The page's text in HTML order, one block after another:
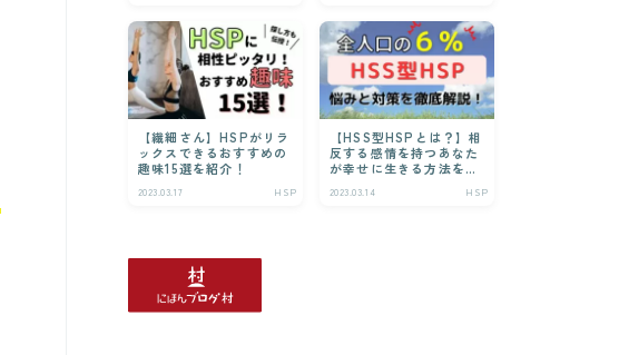
【繊細さん】HSPがリラ
ックスできるおすすめの
趣味15選を紹介！
2023.03.17 HSP
【HSS型HSPとは？】相
反する感情を持つあなた
が幸せに生きる方法を解
2023.03.14 HSP